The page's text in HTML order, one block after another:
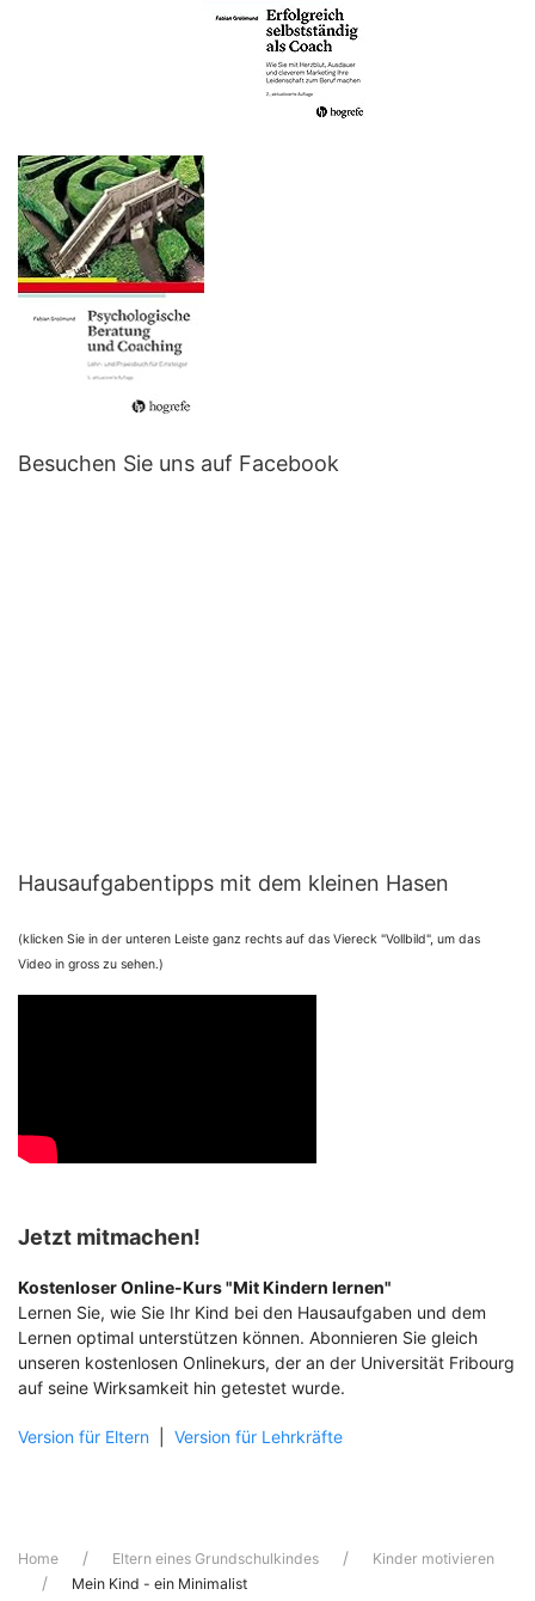
Besuchen Sie uns auf Facebook
Hausaufgabentipps mit dem kleinen Hasen
(klicken Sie in der unteren Leiste ganz rechts auf das Viereck "Vollbild", um das
Video in gross zu sehen.)
Jetzt mitmachen!
Kostenloser Online-Kurs "Mit Kindern lernen"
Lernen Sie, wie Sie Ihr Kind bei den Hausaufgaben und dem
Lernen optimal unterstützen können. Abonnieren Sie gleich
unseren kostenlosen Onlinekurs, der an der Universität Fribourg
auf seine Wirksamkeit hin getestet wurde.
Version für Eltern Version für Lehrkräfte
Home Eltern eines Grundschulkindes
Kinder motivieren
Mein Kind - ein Minimalist